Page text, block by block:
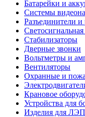
Батарейки и
Системы
Разъединители
Светосигнальная
Стабилизаторы
Дверные звонки
Вольтметры и
Вентиляторы
Охранные и
Крановое
Устройства для
Изделия для ЛЭП